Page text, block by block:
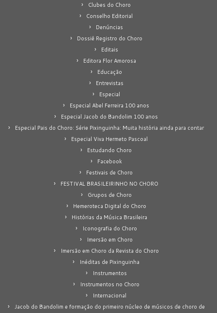
Clubes do Choro
Conselho Editorial
Denúncias
Dossiê Registro do Choro
Editais
Editora Flor Amorosa
Educação
Entrevistas
Especial
Especial Abel Ferreira 100 anos
Especial Jacob do Bandolim 100 anos
Especial Pais do Choro: Série Pixinguinha: Muita história ainda para contar
Especial Viva Hermeto Pascoal
Estudando Choro
Facebook
Festivais de Choro
FESTIVAL BRASILEIRINHO NO CHORO
Grupos de Choro
Hemeroteca Digital do Choro
Histórias da Música Brasileira
Iconografia do Choro
Imersão em Choro
Imersão em Choro da Revista do Choro
Inéditas de Pixinguinha
Instrumentos
Instrumentos no Choro
Internacional
Jacob do Bandolim e formação do primeiro núcleo de músicos de choro de